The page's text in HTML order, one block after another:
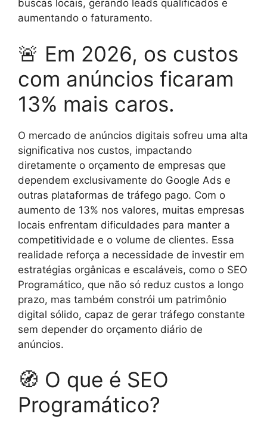
buscas locais, gerando leads qualificados e
aumentando o faturamento.
🚨 Em 2026, os custos
com anúncios ficaram
13% mais caros.
O mercado de anúncios digitais sofreu uma alta
significativa nos custos, impactando
diretamente o orçamento de empresas que
dependem exclusivamente do Google Ads e
outras plataformas de tráfego pago. Com o
aumento de 13% nos valores, muitas empresas
locais enfrentam dificuldades para manter a
competitividade e o volume de clientes. Essa
realidade reforça a necessidade de investir em
estratégias orgânicas e escaláveis, como o SEO
Programático, que não só reduz custos a longo
prazo, mas também constrói um patrimônio
digital sólido, capaz de gerar tráfego constante
sem depender do orçamento diário de
anúncios.
🧭 O que é SEO
Programático?